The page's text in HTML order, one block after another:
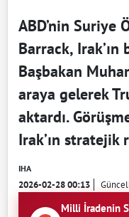
ABD’nin Suriye
Barrack, Irak’ın
Başbakan
araya gelerek
aktardı.
Irak’ın stratejik
IHA
2026-02-28 00:13
Milli İradenin